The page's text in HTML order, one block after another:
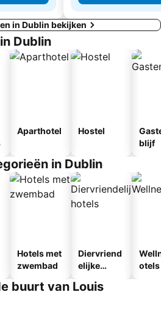
in Dublin bekijken
Dublin
Aparthotel Hostel
blijf
in Dublin
Hotels met
zwembad
Diervriend
elijke
otels
buurt van Louis